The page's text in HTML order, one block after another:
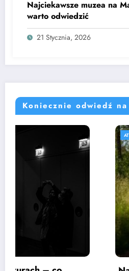
Najciekawsze muzea na
warto odwiedzić
21 Stycznia, 2026
Koniecznie odwiedź na